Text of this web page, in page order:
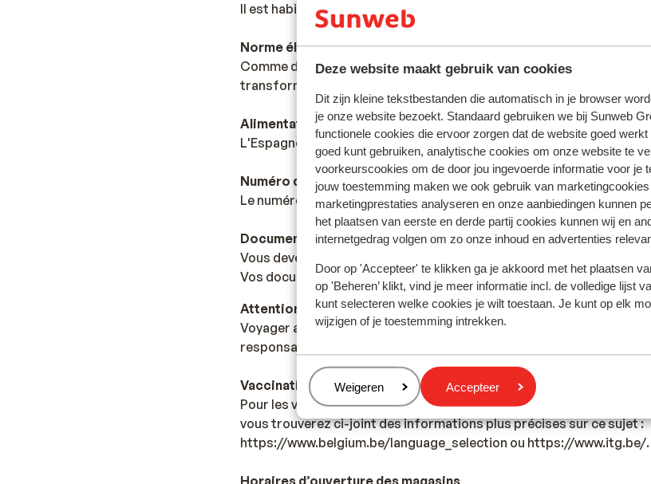
Deze website maakt gebruik van cookies
Dit zijn kleine tekstbestanden die automatisch in je browser
je onze website bezoekt. Standaard gebruiken we bij Sunweb
functionele cookies die ervoor zorgen dat de website goed werkt
goed kunt gebruiken, analytische cookies om onze website te
voorkeurscookies om de door jou ingevoerde informatie voor je
jouw toestemming maken we ook gebruik van
marketingprestaties analyseren en onze aanbiedingen kunnen
het plaatsen van eerste en derde partij cookies kunnen wij en
internetgedrag volgen om zo onze inhoud en advertenties
Door op 'Accepteer' te klikken ga je akkoord met het plaatsen
op 'Beheren’ klikt, vind je meer informatie incl. de volledige lijst
kunt selecteren welke cookies je wilt toestaan. Je kunt op elk
wijzigen of je toestemming intrekken.
Beheren
Weigeren Accepteer
Il est habituel en Espagne de donner 5% à 10% de pourboires.
Norme électrique
Comme dans la majorité des pays en Europe, la tension varie entre
transformateur/adaptateur n'est pas nécessaire.
Alimentation
L'Espagne est connue pour les tapas, la paella et la sangria.
Numéro d’urgence
Le numéro d’urgence en Espagne pour les services de police,
Documents de voyage
Vous devez être en possession d’un passeport ou d’une carte
Vos documents de voyage sont sous votre entière responsabilité.
Attention : au moins des participants au séjour doit être âgé de 18
Voyager avec les bons documents relève de votre responsabilité.
responsable
Vaccination
Pour les voyageurs à destination de l’Espagne, aucune vaccination
vous trouverez ci-joint des informations plus précises sur ce sujet :
https://www.belgium.be/language_selection ou https://www.itg.be/.
Horaires d’ouverture des magasins